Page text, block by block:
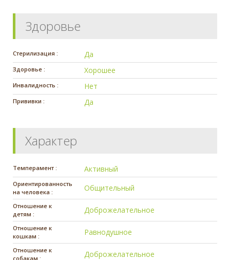
Здоровье
Стерилизация : Да
Здоровье : Хорошее
Инвалидность : Нет
Прививки : Да
Характер
Темперамент : Активный
Ориентированность
на человека :
Общительный
Отношение к
детям :
Доброжелательное
Отношение к
кошкам :
Равнодушное
Отношение к
собакам :
Доброжелательное